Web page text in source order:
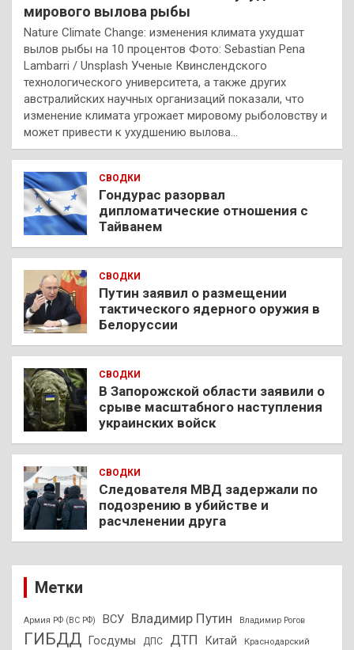
мирового вылова рыбы
Nature Climate Change: изменения климата ухудшат
вылов рыбы на 10 процентов Фото: Sebastian Pena
Lambarri / Unsplash Ученые Квинслендского
технологического университета, а также других
австралийских научных организаций показали, что
изменение климата угрожает мировому рыболовству и
может привести к ухудшению вылова…
СВОДКИ
Гондурас разорвал
дипломатические отношения с
Тайванем
СВОДКИ
Путин заявил о размещении
тактического ядерного оружия в
Белоруссии
СВОДКИ
В Запорожской области заявили о
срыве масштабного наступления
украинских войск
СВОДКИ
Следователя МВД задержали по
подозрению в убийстве и
расчленении друга
Метки
Армия РФ (ВС РФ) ВСУ Владимир Путин Владимир Рогов
ГИБДД Госдумы ДПС ДТП Китай Краснодарский